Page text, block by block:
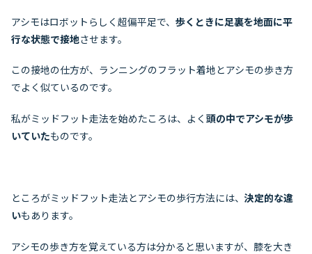
アシモはロボットらしく超偏平足で、 歩くときに足裏を地面に平
行な状態で接地させます。
この接地の仕方が、ランニングのフラット着地とアシモの歩き方
でよく似ているのです。
私がミッドフット走法を始めたころは、よく 頭の中でアシモが歩
いていたものです。
ところがミッドフット走法とアシモの歩行方法には、 決定的な違
いもあります。
アシモの歩き方を覚えている方は分かると思いますが、膝を大き